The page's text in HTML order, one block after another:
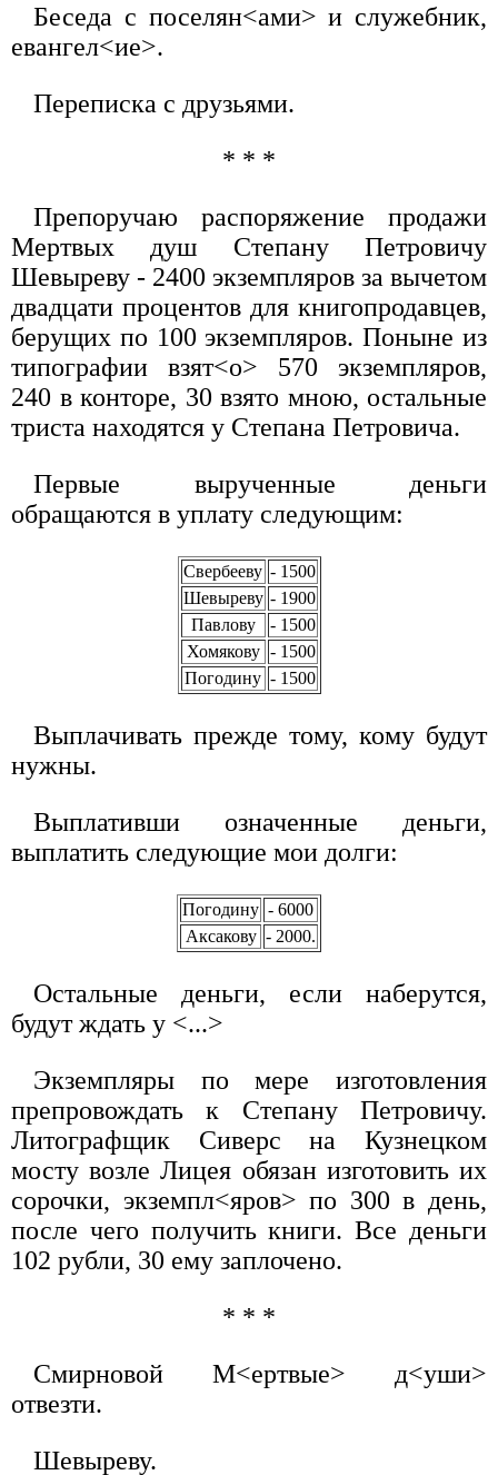
Беседа с поселян<ами> и служебник,
евангел<ие>.
Переписка с друзьями.
* * *
Препоручаю распоряжение продажи
Мертвых душ Степану Петровичу
Шевыреву - 2400 экземпляров за вычетом
двадцати процентов для книгопродавцев,
берущих по 100 экземпляров. Поныне из
типографии взят<о> 570 экземпляров,
240 в конторе, 30 взято мною, остальные
триста находятся у Степана Петровича.
Первые вырученные деньги
обращаются в уплату следующим:
Свербееву - 1500
Шевыреву - 1900
Павлову
- 1500
Хомякову - 1500
Погодину - 1500
Выплачивать прежде тому, кому будут
нужны.
Выплативши означенные деньги,
выплатить следующие мои долги:
Погодину - 6000
Аксакову - 2000.
Остальные деньги, если наберутся,
будут ждать у <...>
Экземпляры по мере изготовления
препровождать к Степану Петровичу.
Литографщик Сиверс на Кузнецком
мосту возле Лицея обязан изготовить их
сорочки, экземпл<яров> по 300 в день,
после чего получить книги. Все деньги
102 рубли, 30 ему заплочено.
* * *
Смирновой М<ертвые> д<уши>
отвезти.
Шевыреву.